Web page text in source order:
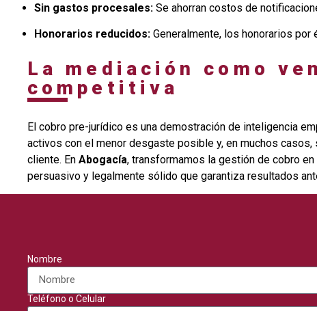
Sin gastos procesales: Se ahorran costos de
Honorarios reducidos: Generalmente, los honorarios
La mediación como
competitiva
El cobro pre-jurídico es una demostración de inteligencia
activos con el menor desgaste posible y, en muchos
cliente. En Abogacía, transformamos la gestión de cobro
persuasivo y legalmente sólido que garantiza resultados
Nombre
Teléfono o Celular